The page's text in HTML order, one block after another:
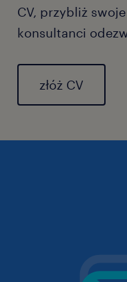
CV, przybliż
konsultanci
złóż CV